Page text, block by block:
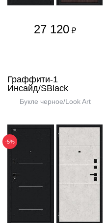
27 120 ₽
Граффити-1
Инсайд/SBlack
Букле черное/Look Art
-5%